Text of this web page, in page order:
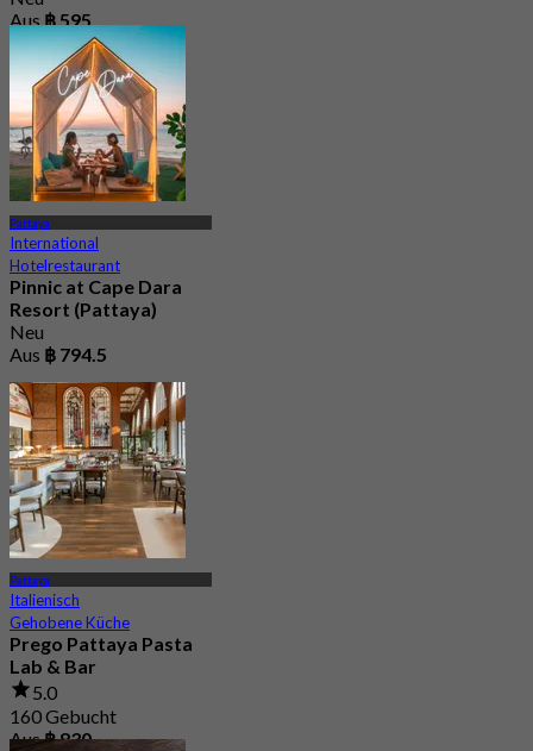
Aus฿ 595
Pattaya
International
Hotelrestaurant
Pinnic at Cape Dara
Resort (Pattaya)
Neu
Aus ฿ 794.5
Pattaya
Italienisch
Gehobene Küche
Prego Pattaya Pasta
Lab & Bar
5.0
160 Gebucht
Aus฿ 830